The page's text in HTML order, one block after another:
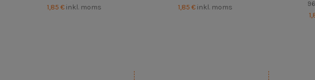
1,85 € inkl. moms
1,85 € inkl. moms